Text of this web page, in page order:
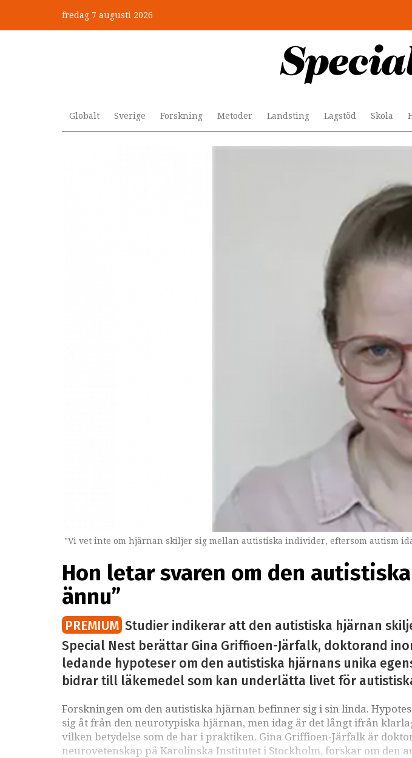
huvudinnehåll
fredag 7 augusti 2026
Globalt Sverige Forskning Metoder Landsting Lagstöd Skola
"Vi vet inte om hjärnan skiljer sig mellan autistiska individer, eftersom autism
Hon letar svaren om den
ännu”
PREMIUM Studier indikerar att den autistiska hjärnan
Special Nest berättar Gina Griffioen-Järfalk, doktorand
ledande hypoteser om den autistiska hjärnans unika
bidrar till läkemedel som kan underlätta livet för
Forskningen om den autistiska hjärnan befinner sig i sin linda.
sig åt från den neurotypiska hjärnan, men idag är det långt ifrån
vilken betydelse som de har i praktiken. Gina Griffioen-Järfalk är
neurovetenskap på Karolinska Institutet i Stockholm, forskar om den
”Jobbet gick bra – just därför togs stödet bort”